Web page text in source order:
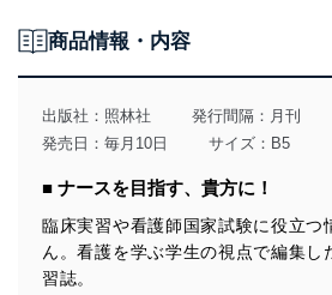
法令遵守
その他の規範を遵守します。また、
に、これらの法令及びその他の規範
す。
個人情報の安全管理措置
当社は、個人情報の正確性及び安全
に、下記セキュリティ対策をはじめ
施し、個人情報の漏えい、滅失また
商品情報・内容
出版社： 照林社
発行間隔：月刊
発売日：毎月10日
サイズ：B5
■ ナースを目指す、貴方に！
臨床実習や看護師国家試験に役立つ
ん。看護を学ぶ学生の視点で編集し
習誌。